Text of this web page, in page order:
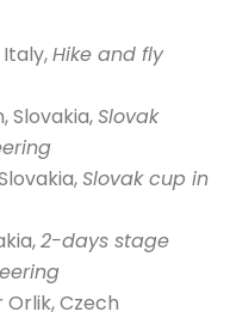
Hike and fly
Slovakia,Slovak
Slovak cup in
2-days stage
Orlik, Czech